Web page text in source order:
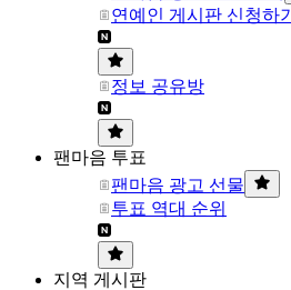
연예인 게시판 신청하기
정보 공유방
팬마음 투표
팬마음 광고 선물
투표 역대 순위
지역 게시판